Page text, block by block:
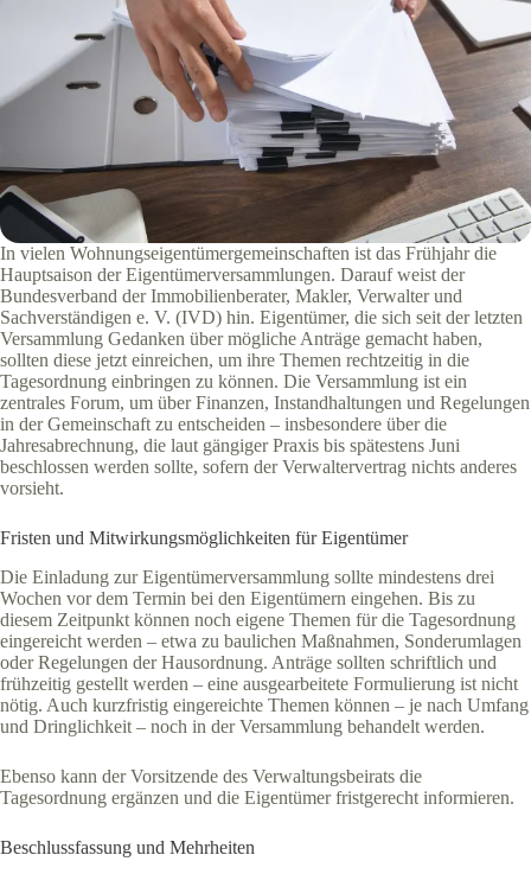
In vielen Wohnungseigentümergemeinschaften ist das Frühjahr die
Hauptsaison der Eigentümerversammlungen. Darauf weist der
Bundesverband der Immobilienberater, Makler, Verwalter und
Sachverständigen e. V. (IVD) hin. Eigentümer, die sich seit der letzten
Versammlung Gedanken über mögliche Anträge gemacht haben,
sollten diese jetzt einreichen, um ihre Themen rechtzeitig in die
Tagesordnung einbringen zu können. Die Versammlung ist ein
zentrales Forum, um über Finanzen, Instandhaltungen und Regelungen
in der Gemeinschaft zu entscheiden – insbesondere über die
Jahresabrechnung, die laut gängiger Praxis bis spätestens Juni
beschlossen werden sollte, sofern der Verwaltervertrag nichts anderes
vorsieht.
Fristen und Mitwirkungsmöglichkeiten für Eigentümer
Die Einladung zur Eigentümerversammlung sollte mindestens drei
Wochen vor dem Termin bei den Eigentümern eingehen. Bis zu
diesem Zeitpunkt können noch eigene Themen für die Tagesordnung
eingereicht werden – etwa zu baulichen Maßnahmen, Sonderumlagen
oder Regelungen der Hausordnung. Anträge sollten schriftlich und
frühzeitig gestellt werden – eine ausgearbeitete Formulierung ist nicht
nötig. Auch kurzfristig eingereichte Themen können – je nach Umfang
und Dringlichkeit – noch in der Versammlung behandelt werden.
Ebenso kann der Vorsitzende des Verwaltungsbeirats die
Tagesordnung ergänzen und die Eigentümer fristgerecht informieren.
Beschlussfassung und Mehrheiten